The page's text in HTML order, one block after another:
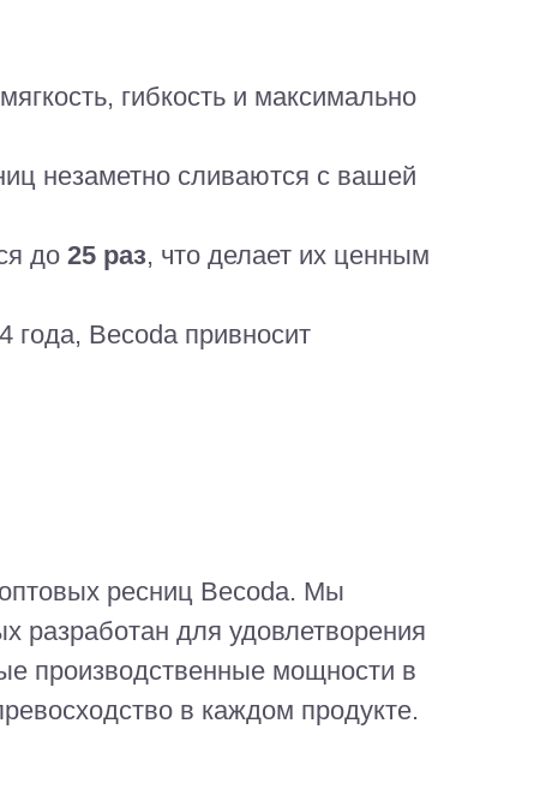
гибкость и максимально
незаметно сливаются с вашей
до 25 раз, что делает их ценным
года, Becoda привносит
ресниц Becoda. Мы
разработан для удовлетворения
производственные мощности в
в каждом продукте.